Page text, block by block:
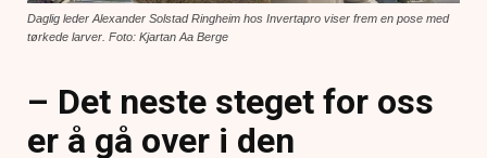
Daglig leder Alexander Solstad Ringheim hos Invertapro viser frem en pose med
tørkede larver. Foto: Kjartan Aa Berge
– Det neste steget for oss
er å gå over i den